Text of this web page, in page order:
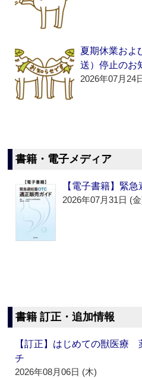
夏期休業およ
送）停止のお
2026年07月24
書籍・電子メディア
【電子書籍】緊
2026年07月31日 (
書籍 訂正・追加情報
【訂正】はじめての獣医療
チ
2026年08月06日 (木)